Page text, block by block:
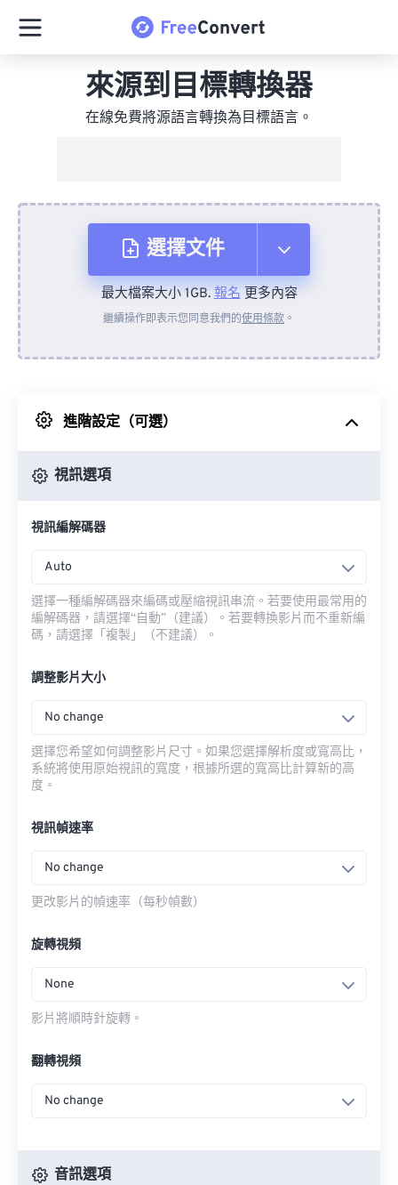
來源到目標轉換器
在線免費將源語言轉換為目標語言。
選擇文件
來自裝置
來自 Google 雲端硬碟
最大檔案大小 1GB.報名更多內容
繼續操作即表示您同意我們的使用條款 。
進階設定（可選）
視訊選項
視訊編解碼器
Auto
選擇一種編解碼器來編碼或壓縮視訊串流。若要使用最常用的
編解碼器，請選擇“自動”（建議）。若要轉換影片而不重新編
碼，請選擇「複製」（不建議）。
調整影片大小
No change
選擇您希望如何調整影片尺寸。如果您選擇解析度或寬高比，
系統將使用原始視訊的寬度，根據所選的寬高比計算新的高
度。
視訊幀速率
No change
更改影片的幀速率（每秒幀數）
旋轉視頻
None
影片將順時針旋轉。
翻轉視頻
No change
音訊選項